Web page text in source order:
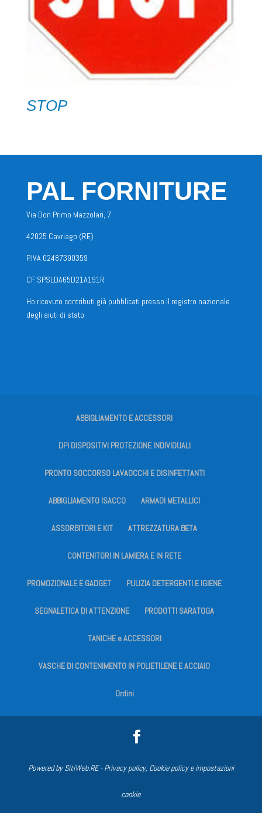
STOP
PAL FORNITURE
Via Don Primo Mazzolari, 7
42025 Cavriago (RE)
P.IVA 02487390359
CF:SPSLDA65D21A191R
Ho ricevuto contributi già pubblicati presso il registro nazionale
degli aiuti di stato
ABBIGLIAMENTO E ACCESSORI
DPI DISPOSITIVI PROTEZIONE INDIVIDUALI
PRONTO SOCCORSO LAVAOCCHI E DISINFETTANTI
ABBIGLIAMENTO ISACCO ARMADI METALLICI
ASSORBITORI E KIT ATTREZZATURA BETA
CONTENITORI IN LAMIERA E IN RETE
PROMOZIONALE E GADGET PULIZIA DETERGENTI E IGIENE
SEGNALETICA DI ATTENZIONE PRODOTTI SARATOGA
TANICHE e ACCESSORI
VASCHE DI CONTENIMENTO IN POLIETILENE E ACCIAIO
Ordini
Powered bySitiWeb.RE-Privacy policy, Cookie policy e impostazioni
cookie